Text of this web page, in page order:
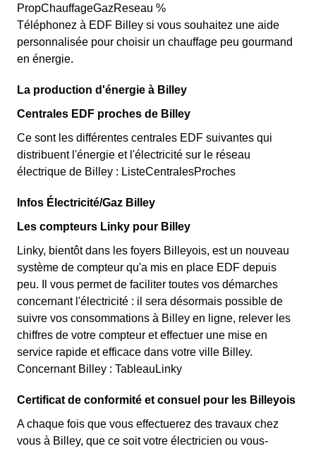
PropChauffageGazReseau %
Téléphonez à EDF Billey si vous souhaitez une aide
personnalisée pour choisir un chauffage peu gourmand
en énergie.
La production d'énergie à Billey
Centrales EDF proches de Billey
Ce sont les différentes centrales EDF suivantes qui
distribuent l'énergie et l'électricité sur le réseau
électrique de Billey : ListeCentralesProches
Infos Électricité/Gaz Billey
Les compteurs Linky pour Billey
Linky, bientôt dans les foyers Billeyois, est un nouveau
système de compteur qu'a mis en place EDF depuis
peu. Il vous permet de faciliter toutes vos démarches
concernant l'électricité : il sera désormais possible de
suivre vos consommations à Billey en ligne, relever les
chiffres de votre compteur et effectuer une mise en
service rapide et efficace dans votre ville Billey.
Concernant Billey : TableauLinky
Certificat de conformité et consuel pour les Billeyois
A chaque fois que vous effectuerez des travaux chez
vous à Billey, que ce soit votre électricien ou vous-